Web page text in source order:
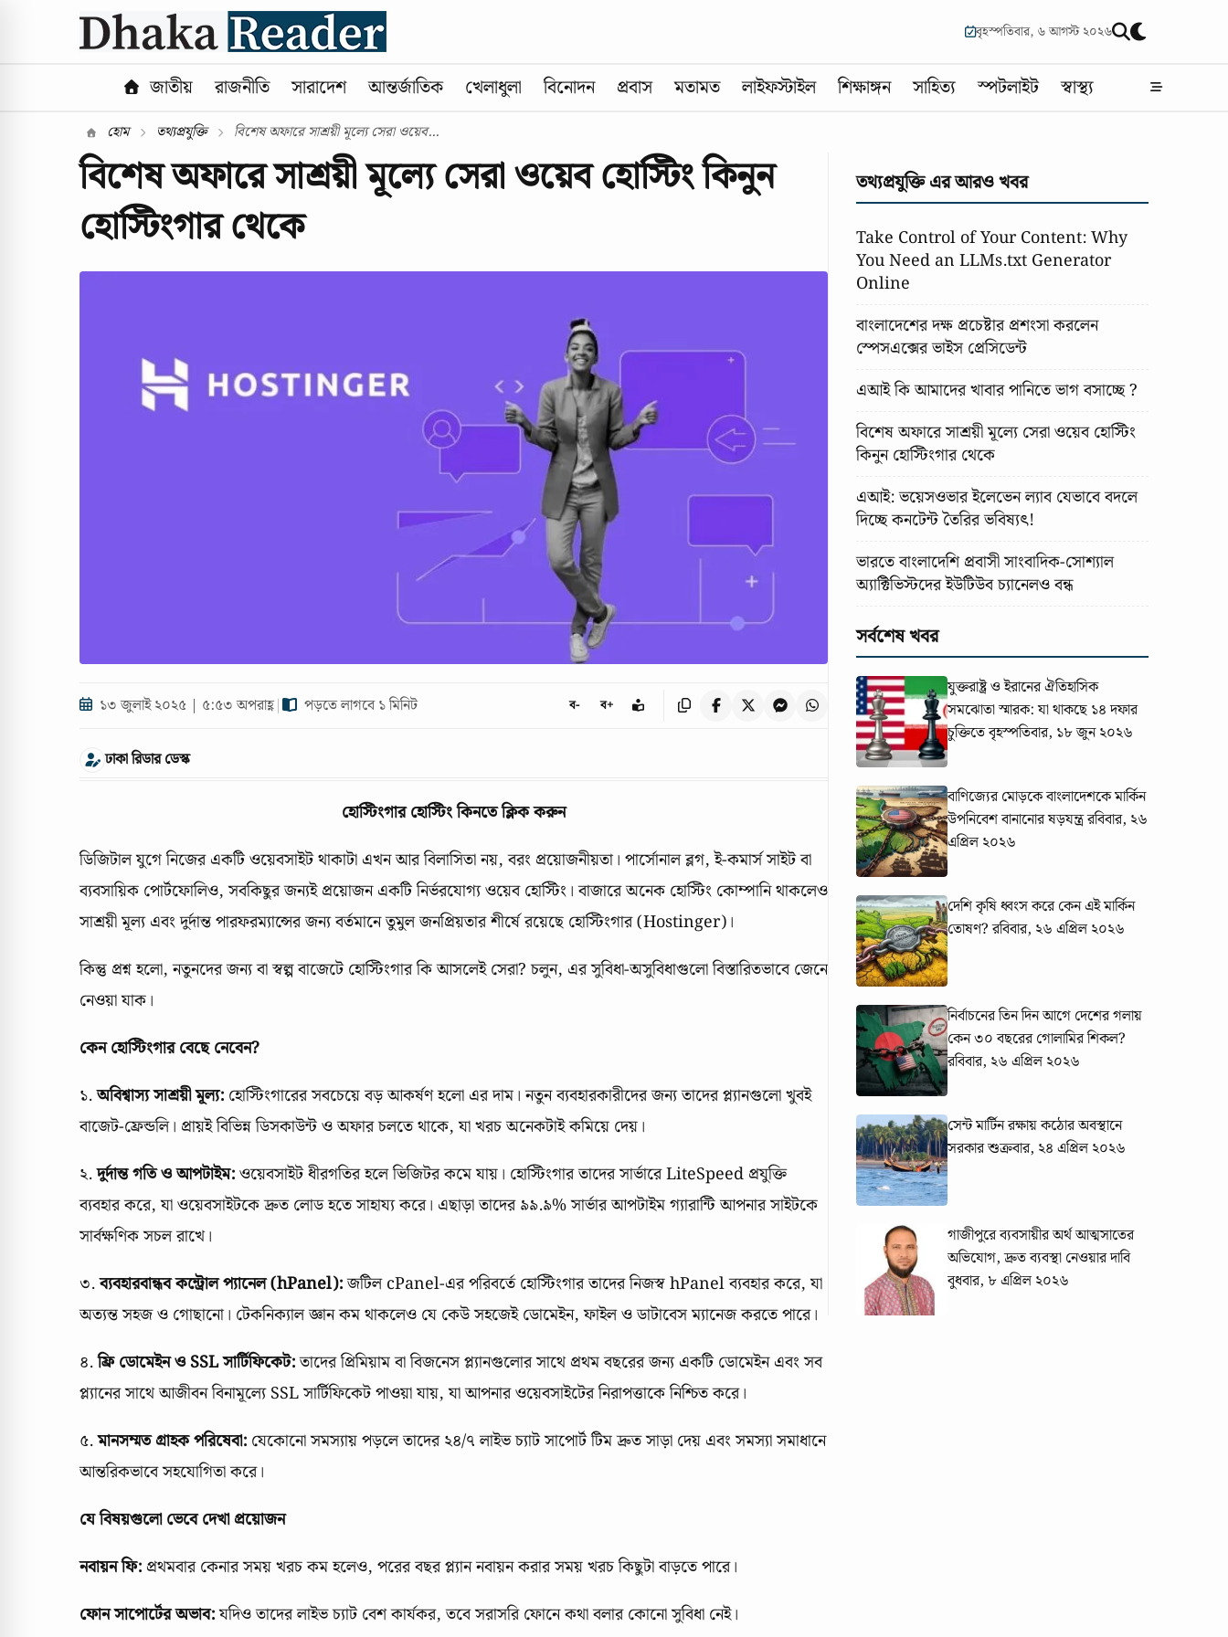
বৃহস্পতিবার, ৬ আগস্ট ২০২৬
জাতীয় রাজনীতি সারাদেশ আন্তর্জাতিক খেলাধুলা বিনোদন প্রবাস মতামত লাইফস্টাইল শিক্ষাঙ্গন সাহিত্য স্পটলাইট স্বাস্থ্য
হোম তথ্যপ্রযুক্তি বিশেষ অফারে সাশ্রয়ী মূল্যে সেরা ওয়েব...
বিশেষ অফারে সাশ্রয়ী মূল্যে সেরা ওয়েব হোস্টিং কিনুন
হোস্টিংগার থেকে
১৩ জুলাই ২০২৫ | ৫:৫৩ অপরাহ্ণ| পড়তে লাগবে ১ মিনিট ব- ব+
ঢাকা রিডার ডেস্ক
হোস্টিংগার হোস্টিং কিনতে ক্লিক করুন
ডিজিটাল যুগে নিজের একটি ওয়েবসাইট থাকাটা এখন আর বিলাসিতা নয়, বরং প্রয়োজনীয়তা। পার্সোনাল ব্লগ, ই-কমার্স সাইট বা
ব্যবসায়িক পোর্টফোলিও, সবকিছুর জন্যই প্রয়োজন একটি নির্ভরযোগ্য ওয়েব হোস্টিং। বাজারে অনেক হোস্টিং কোম্পানি থাকলেও
সাশ্রয়ী মূল্য এবং দুর্দান্ত পারফরম্যান্সের জন্য বর্তমানে তুমুল জনপ্রিয়তার শীর্ষে রয়েছে হোস্টিংগার (Hostinger)।
কিন্তু প্রশ্ন হলো, নতুনদের জন্য বা স্বল্প বাজেটে হোস্টিংগার কি আসলেই সেরা? চলুন, এর সুবিধা-অসুবিধাগুলো বিস্তারিতভাবে জেনে
নেওয়া যাক।
কেন হোস্টিংগার বেছে নেবেন?
১.অবিশ্বাস্য সাশ্রয়ী মূল্য: হোস্টিংগারের সবচেয়ে বড় আকর্ষণ হলো এর দাম। নতুন ব্যবহারকারীদের জন্য তাদের প্ল্যানগুলো খুবই
বাজেট-ফ্রেন্ডলি। প্রায়ই বিভিন্ন ডিসকাউন্ট ও অফার চলতে থাকে, যা খরচ অনেকটাই কমিয়ে দেয়।
২.দুর্দান্ত গতি ও আপটাইম:ওয়েবসাইট ধীরগতির হলে ভিজিটর কমে যায়। হোস্টিংগার তাদের সার্ভারে LiteSpeed প্রযুক্তি
ব্যবহার করে, যা ওয়েবসাইটকে দ্রুত লোড হতে সাহায্য করে। এছাড়া তাদের ৯৯.৯% সার্ভার আপটাইম গ্যারান্টি আপনার সাইটকে
সার্বক্ষণিক সচল রাখে।
৩.ব্যবহারবান্ধব কন্ট্রোল প্যানেল (hPanel):জটিল cPanel-এর পরিবর্তে হোস্টিংগার তাদের নিজস্ব hPanel ব্যবহার করে, যা
অত্যন্ত সহজ ও গোছানো। টেকনিক্যাল জ্ঞান কম থাকলেও যে কেউ সহজেই ডোমেইন, ফাইল ও ডাটাবেস ম্যানেজ করতে পারে।
৪.ফ্রি ডোমেইন ও SSL সার্টিফিকেট:তাদের প্রিমিয়াম বা বিজনেস প্ল্যানগুলোর সাথে প্রথম বছরের জন্য একটি ডোমেইন এবং সব
প্ল্যানের সাথে আজীবন বিনামূল্যে SSL সার্টিফিকেট পাওয়া যায়, যা আপনার ওয়েবসাইটের নিরাপত্তাকে নিশ্চিত করে।
৫.মানসম্মত গ্রাহক পরিষেবা: যেকোনো সমস্যায় পড়লে তাদের ২৪/৭ লাইভ চ্যাট সাপোর্ট টিম দ্রুত সাড়া দেয় এবং সমস্যা সমাধানে
আন্তরিকভাবে সহযোগিতা করে।
যে বিষয়গুলো ভেবে দেখা প্রয়োজন
নবায়ন ফি: প্রথমবার কেনার সময় খরচ কম হলেও, পরের বছর প্ল্যান নবায়ন করার সময় খরচ কিছুটা বাড়তে পারে।
ফোন সাপোর্টের অভাব:যদিও তাদের লাইভ চ্যাট বেশ কার্যকর, তবে সরাসরি ফোনে কথা বলার কোনো সুবিধা নেই।
তথ্যপ্রযুক্তি এর আরও খবর
Take Control of Your Content: Why
You Need an LLMs.txt Generator
Online
বাংলাদেশের দক্ষ প্রচেষ্টার প্রশংসা করলেন
স্পেসএক্সের ভাইস প্রেসিডেন্ট
এআই কি আমাদের খাবার পানিতে ভাগ বসাচ্ছে ?
বিশেষ অফারে সাশ্রয়ী মূল্যে সেরা ওয়েব হোস্টিং
কিনুন হোস্টিংগার থেকে
এআই: ভয়েসওভার ইলেভেন ল্যাব যেভাবে বদলে
দিচ্ছে কনটেন্ট তৈরির ভবিষ্যৎ!
ভারতে বাংলাদেশি প্রবাসী সাংবাদিক-সোশ্যাল
অ্যাক্টিভিস্টদের ইউটিউব চ্যানেলও বন্ধ
সর্বশেষ খবর
যুক্তরাষ্ট্র ও ইরানের ঐতিহাসিক
সমঝোতা স্মারক: যা থাকছে ১৪ দফার
চুক্তিতেবৃহস্পতিবার, ১৮ জুন ২০২৬
বাণিজ্যের মোড়কে বাংলাদেশকে মার্কিন
উপনিবেশ বানানোর ষড়যন্ত্ররবিবার, ২৬
এপ্রিল ২০২৬
দেশি কৃষি ধ্বংস করে কেন এই মার্কিন
তোষণ? রবিবার, ২৬ এপ্রিল ২০২৬
নির্বাচনের তিন দিন আগে দেশের গলায়
কেন ৩০ বছরের গোলামির শিকল?
রবিবার, ২৬ এপ্রিল ২০২৬
সেন্ট মার্টিন রক্ষায় কঠোর অবস্থানে
সরকারশুক্রবার, ২৪ এপ্রিল ২০২৬
গাজীপুরে ব্যবসায়ীর অর্থ আত্মসাতের
অভিযোগ, দ্রুত ব্যবস্থা নেওয়ার দাবি
বুধবার, ৮ এপ্রিল ২০২৬